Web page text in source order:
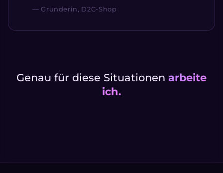
— Gründerin, D2C-Shop
Genau für diese Situationen arbeite
ich.